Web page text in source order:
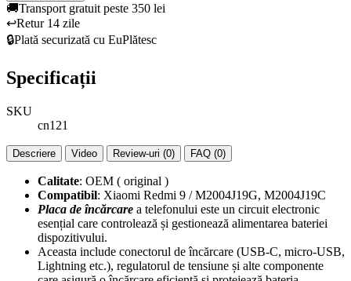
🚚Transport gratuit peste 350 lei
↩️Retur 14 zile
🔒Plată securizată cu EuPlătesc
Specificații
SKU
cn121
Descriere Video Review-uri (0) FAQ (0)
Calitate: OEM ( original )
Compatibil: Xiaomi Redmi 9 / M2004J19G, M2004J19C
Placa de încărcare a telefonului este un circuit electronic
esențial care controlează și gestionează alimentarea bateriei
dispozitivului.
Aceasta include conectorul de încărcare (USB-C, micro-USB,
Lightning etc.), regulatorul de tensiune și alte componente